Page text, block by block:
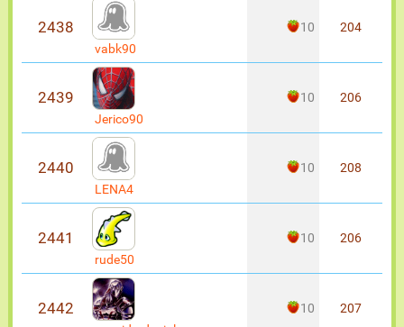
2438
vabk90
10 204
2439
Jerico90
10 206
2440
LENA4
10 208
2441
rude50
10 206
2442 10 207